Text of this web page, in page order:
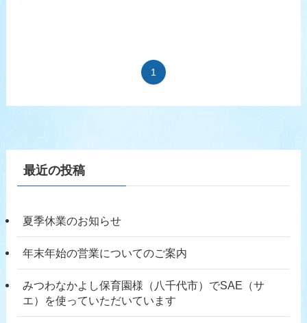
1
最近の投稿
夏季休業のお知らせ
年末年始の営業についてのご案内
みつわなかよし保育園様（八千代市）でSAE（サ
エ）を使っていただいています